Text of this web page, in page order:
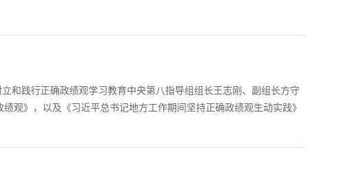
和践行正确政绩观学习教育中央第八指导组组长王志刚、副组长方守
观》，以及《习近平总书记地方工作期间坚持正确政绩观生动实践》